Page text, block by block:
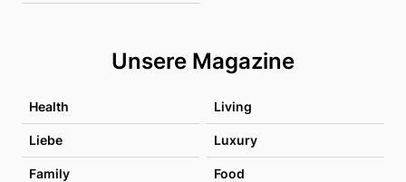
Unsere Magazine
Health Living
Liebe Luxury
Family Food